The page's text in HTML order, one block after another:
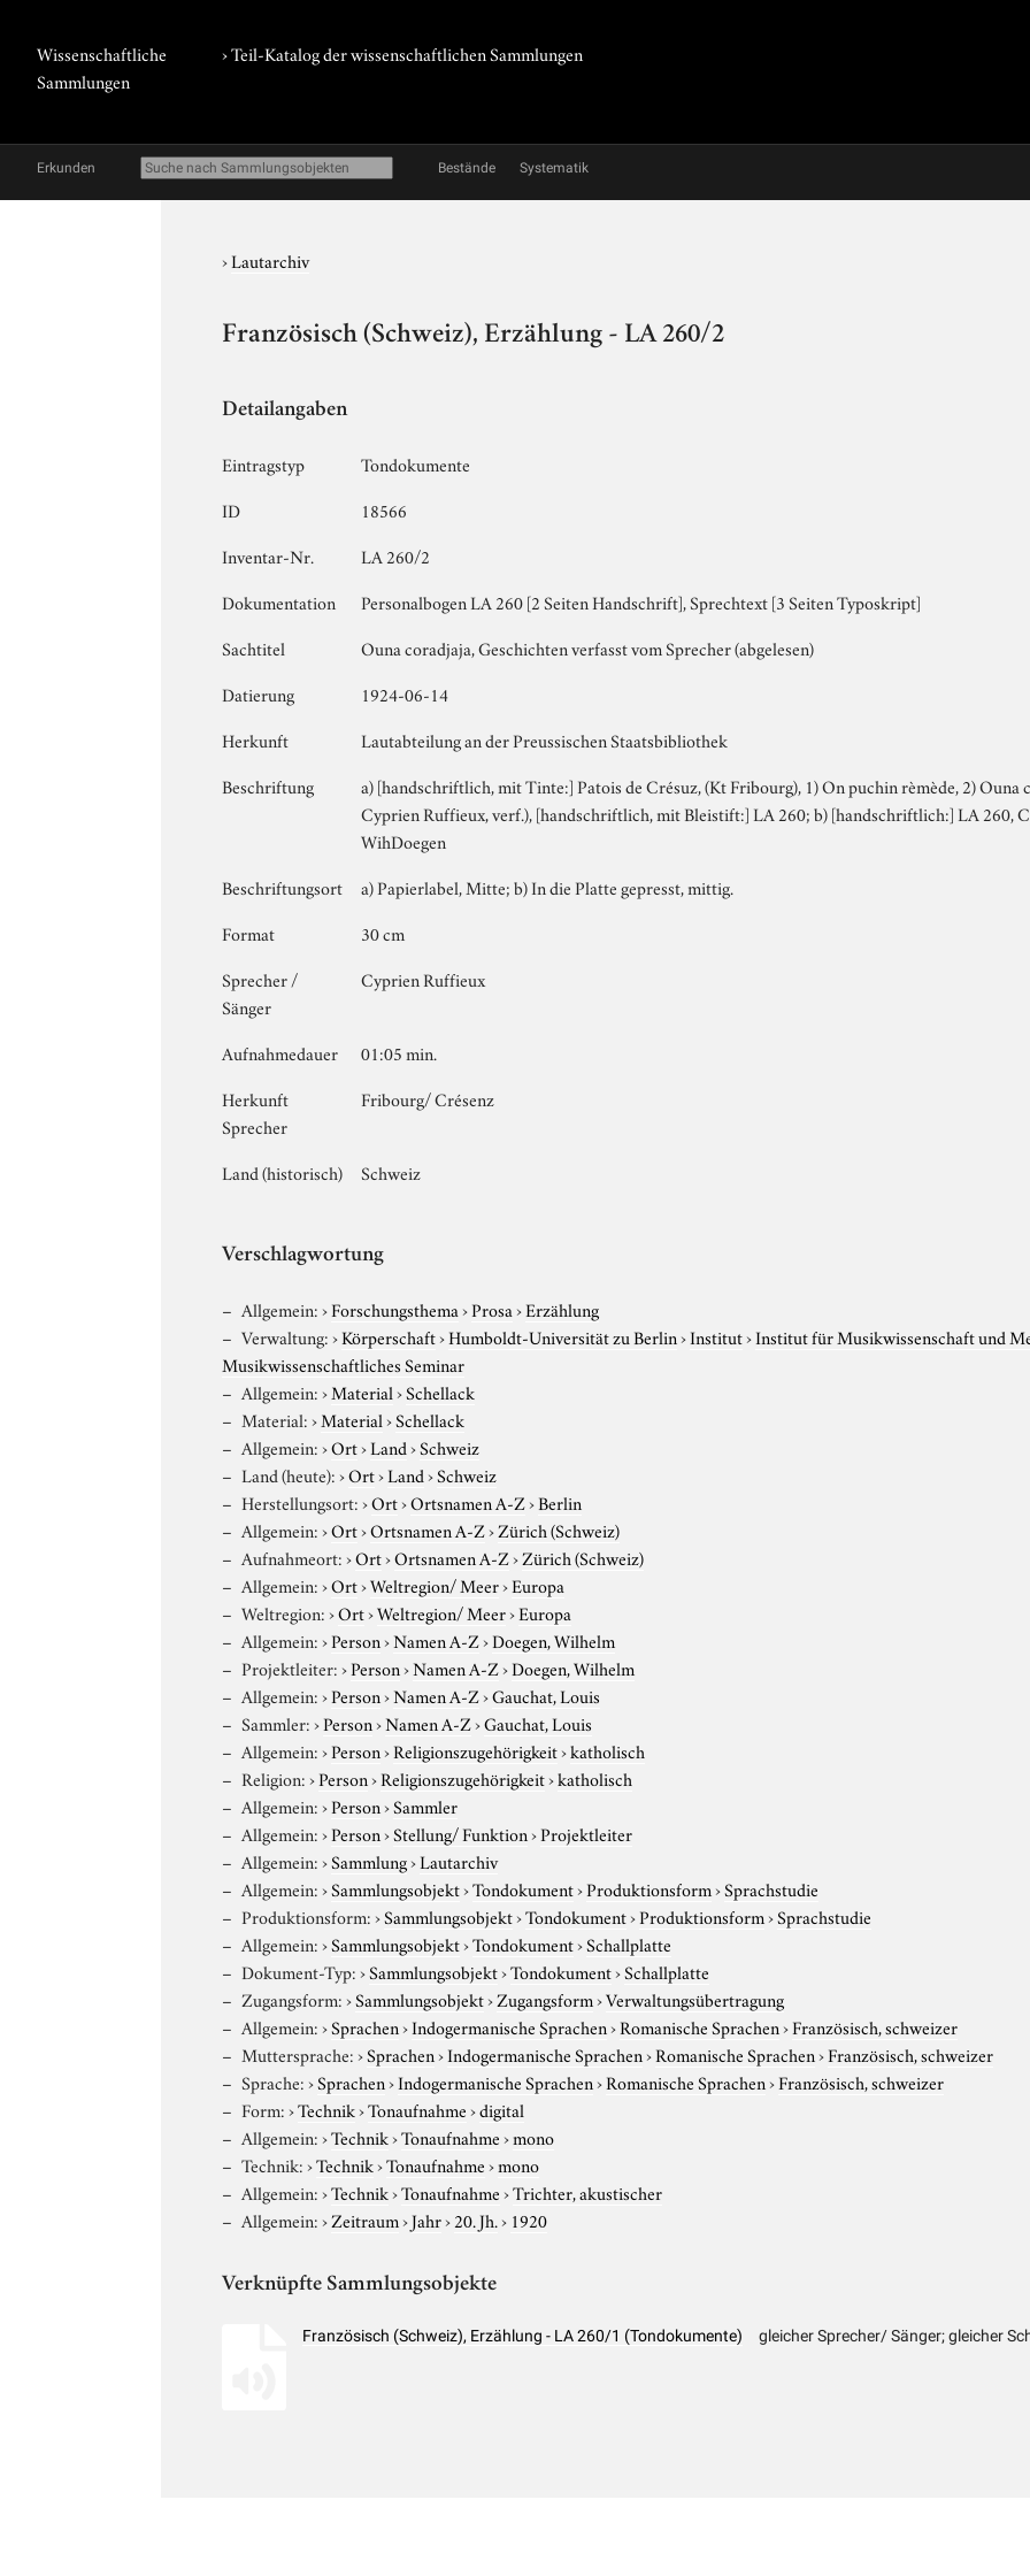
Wissenschaftliche
Sammlungen
› Teil-Katalog der wissenschaftlichen Sammlungen
Erkunden Bestände Systematik
›Lautarchiv
Französisch (Schweiz), Erzählung - LA 260/2
Detailangaben
Eintragstyp
Tondokumente
ID
18566
Inventar-Nr.
LA 260/2
Dokumentation
Personalbogen LA 260 [2 Seiten Handschrift], Sprechtext [3 Seiten Typoskript]
Sachtitel
Ouna coradjaja, Geschichten verfasst vom Sprecher (abgelesen)
Datierung
1924-06-14
Herkunft
Lautabteilung an der Preussischen Staatsbibliothek
Beschriftung
a) [handschriftlich, mit Tinte:] Patois de Crésuz, (Kt Fribourg), 1) On puchin rèmède, 2) Ouna
Cyprien Ruffieux, verf.), [handschriftlich, mit Bleistift:] LA 260; b) [handschriftlich:] LA 260,
WihDoegen
Beschriftungsort
a) Papierlabel, Mitte; b) In die Platte gepresst, mittig.
Format
30 cm
Sprecher /
Sänger
Cyprien Ruffieux
Aufnahmedauer
01:05 min.
Herkunft
Sprecher
Fribourg/ Crésenz
Land (historisch) Schweiz
Verschlagwortung
Allgemein:›Forschungsthema›Prosa›Erzählung
Verwaltung:›Körperschaft›Humboldt-Universität zu Berlin›Institut›Institut für Musikwissenschaft und
Musikwissenschaftliches Seminar
Allgemein:›Material›Schellack
Material:›Material›Schellack
Allgemein:›Ort›Land›Schweiz
Land (heute):›Ort›Land›Schweiz
Herstellungsort:›Ort›Ortsnamen A-Z›Berlin
Allgemein:›Ort›Ortsnamen A-Z›Zürich (Schweiz)
Aufnahmeort:›Ort›Ortsnamen A-Z›Zürich (Schweiz)
Allgemein:›Ort›Weltregion/ Meer›Europa
Weltregion:›Ort›Weltregion/ Meer›Europa
Allgemein:›Person›Namen A-Z›Doegen, Wilhelm
Projektleiter:›Person›Namen A-Z›Doegen, Wilhelm
Allgemein:›Person›Namen A-Z›Gauchat, Louis
Sammler:›Person›Namen A-Z›Gauchat, Louis
Allgemein:›Person›Religionszugehörigkeit›katholisch
Religion:›Person›Religionszugehörigkeit›katholisch
Allgemein:›Person›Sammler
Allgemein:›Person›Stellung/ Funktion›Projektleiter
Allgemein:›Sammlung›Lautarchiv
Allgemein:›Sammlungsobjekt›Tondokument›Produktionsform›Sprachstudie
Produktionsform:›Sammlungsobjekt›Tondokument›Produktionsform›Sprachstudie
Allgemein:›Sammlungsobjekt›Tondokument›Schallplatte
Dokument-Typ:›Sammlungsobjekt›Tondokument›Schallplatte
Zugangsform:›Sammlungsobjekt›Zugangsform›Verwaltungsübertragung
Allgemein:›Sprachen›Indogermanische Sprachen›Romanische Sprachen›Französisch, schweizer
Muttersprache:›Sprachen›Indogermanische Sprachen›Romanische Sprachen›Französisch, schweizer
Sprache:›Sprachen›Indogermanische Sprachen›Romanische Sprachen›Französisch, schweizer
Form:›Technik›Tonaufnahme›digital
Allgemein:›Technik›Tonaufnahme›mono
Technik:›Technik›Tonaufnahme›mono
Allgemein:›Technik›Tonaufnahme›Trichter, akustischer
Allgemein:›Zeitraum›Jahr›20. Jh.› 1920
Verknüpfte Sammlungsobjekte
Französisch (Schweiz), Erzählung - LA 260/1 (Tondokumente) gleicher Sprecher/ Sänger; gleicher